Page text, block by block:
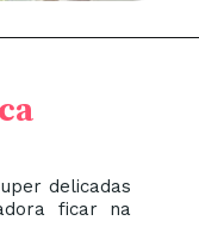
delicadas
ficar na